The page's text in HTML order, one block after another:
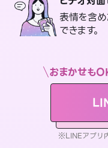
表情を含
できます。
おまかせも
※LINEアプリ